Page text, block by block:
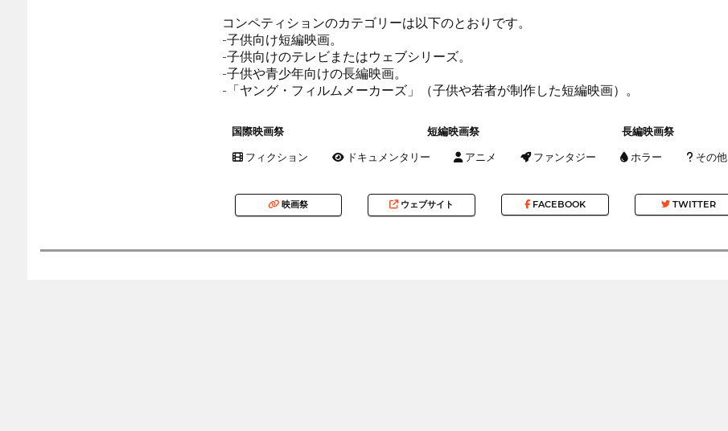
コンペティションのカテゴリーは以下のとおりです。
-子供向け短編映画。
-子供向けのテレビまたはウェブシリーズ。
-子供や青少年向けの長編映画。
-「ヤング・フィルムメーカーズ」（子供や若者が制作した短編映画）。
国際映画祭 短編映画祭 長編映画祭
フィクション ドキュメンタリー アニメ ファンタジー ホラー その他
映画祭 ウェブサイト FACEBOOK TWITTER